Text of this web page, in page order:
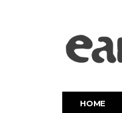
HOME